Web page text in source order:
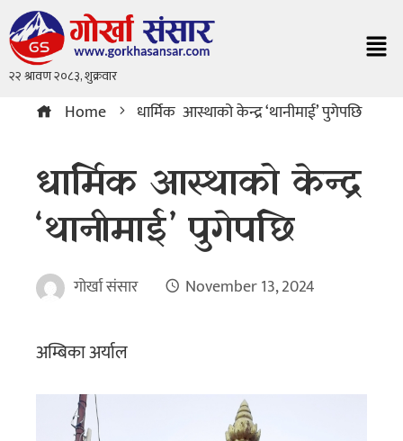
Home धार्मिक आस्थाको केन्द्र ‘थानीमाई’ पुगेपछि
धार्मिक आस्थाको केन्द्र
‘थानीमाई’ पुगेपछि
गोर्खा संसार November 13, 2024
अम्बिका अर्याल